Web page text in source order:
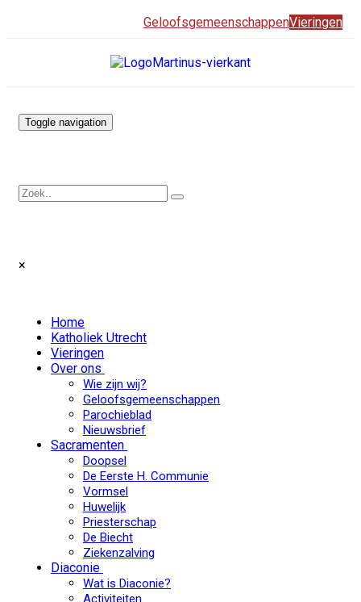
GeloofsgemeenschappenVieringen
Toggle navigation
×
Home
Katholiek Utrecht
Vieringen
Over ons
Wie zijn wij?
Geloofsgemeenschappen
Parochieblad
Nieuwsbrief
Sacramenten
Doopsel
De Eerste H. Communie
Vormsel
Huwelijk
Priesterschap
De Biecht
Ziekenzalving
Diaconie
Wat is Diaconie?
Activiteiten